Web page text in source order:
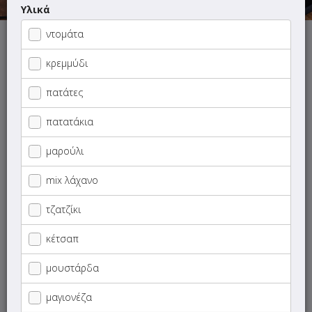
Αυτή τη στιγμή το κατάστημα δεν εξυπηρετεί παραγγελίες.
ΜΕΝΟΥ
-Οι πατάτες μας είναι φρέσκες!
Γρήγορη
αναζήτηση
προϊόντος...
Οι προτάσεις μας
SUPER Προσφορές
Υλικά
ντομάτα
κρεμμύδι
πατάτες
πατατάκια
μαρούλι
mix λάχανο
τζατζίκι
κέτσαπ
μουστάρδα
μαγιονέζα